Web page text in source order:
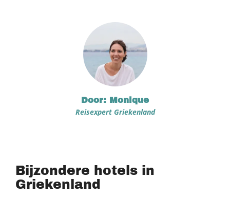
Door: Monique
Reisexpert Griekenland
Bijzondere hotels in
Griekenland